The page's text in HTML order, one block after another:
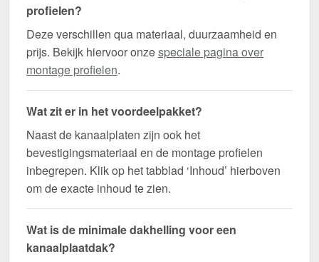
profielen?
Deze verschillen qua materiaal, duurzaamheid en
prijs. Bekijk hiervoor onzespeciale pagina over
montage profielen.
Wat zit er in het voordeelpakket?
Naast de kanaalplaten zijn ook het
bevestigingsmateriaal en de montage profielen
inbegrepen. Klik op het tabblad ‘Inhoud’ hierboven
om de exacte inhoud te zien.
Wat is de minimale dakhelling voor een
kanaalplaatdak?